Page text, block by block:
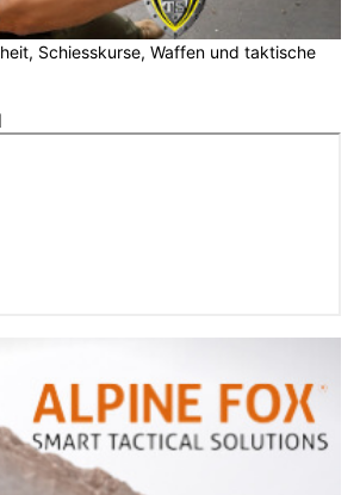
Schiesskurse, Waffen und taktische